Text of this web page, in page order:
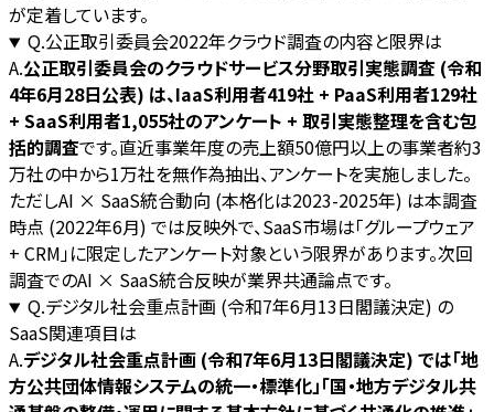
が定着しています。
Q.公正取引委員会2022年クラウド調査の内容と限界は
A.公正取引委員会のクラウドサービス分野取引実態調査 (令和
4年6月28日公表) は、IaaS利用者419社 + PaaS利用者129社
+ SaaS利用者1,055社のアンケート + 取引実態整理を含む包
括的調査です。直近事業年度の売上額50億円以上の事業者約3
万社の中から1万社を無作為抽出、アンケートを実施しました。
ただしAI × SaaS統合動向 (本格化は2023-2025年) は本調査
時点 (2022年6月) では反映外で、SaaS市場は「グループウェア
+ CRM」に限定したアンケート対象という限界があります。次回
調査でのAI × SaaS統合反映が業界共通論点です。
Q.デジタル社会重点計画 (令和7年6月13日閣議決定) の
SaaS関連項目は
A.デジタル社会重点計画 (令和7年6月13日閣議決定) では「地
方公共団体情報システムの統一・標準化」「国・地方デジタル共